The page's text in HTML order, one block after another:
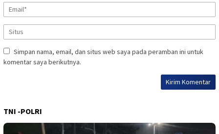
Simpan nama, email, dan situs web saya pada peramban ini untuk
komentar saya berikutnya.
TNI -POLRI